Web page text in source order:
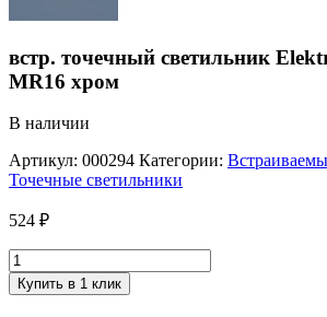
встр. точечный светильник
MR16 хром
В наличии
Артикул: 000294 Категории:
Точечные светильники
524 ₽
Купить в 1 клик